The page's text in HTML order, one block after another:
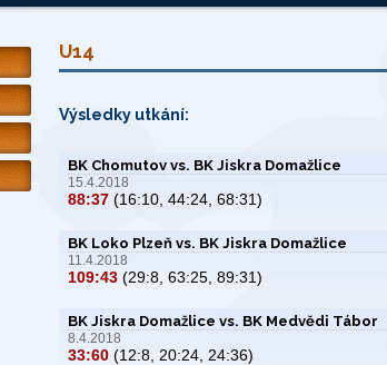
U14
Výsledky utkání:
BK Chomutov vs. BK Jiskra Domažlice
15.4.2018
88:37 (16:10, 44:24, 68:31)
BK Loko Plzeň vs. BK Jiskra Domažlice
11.4.2018
109:43 (29:8, 63:25, 89:31)
BK Jiskra Domažlice vs. BK Medvědi Tábor
8.4.2018
33:60 (12:8, 20:24, 24:36)